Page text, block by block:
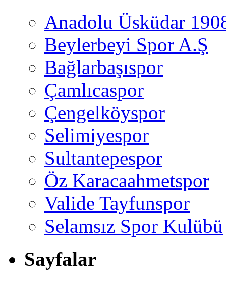
Anadolu Üsküdar
Beylerbeyi Spor A.Ş
Bağlarbaşıspor
Çamlıcaspor
Çengelköyspor
Selimiyespor
Sultantepespor
Öz Karacaahmetspor
Valide Tayfunspor
Selamsız Spor Kulübü
Sayfalar